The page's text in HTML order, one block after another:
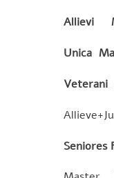
Allievi
Unica
Veterani
Seniores